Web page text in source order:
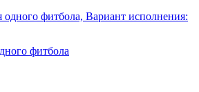
фитбола